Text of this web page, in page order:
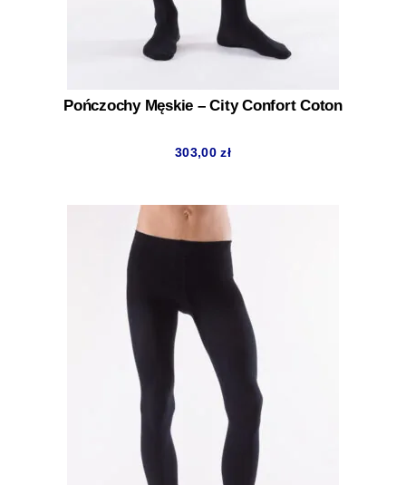
Pończochy Męskie – City Confort Coton
303,00zł